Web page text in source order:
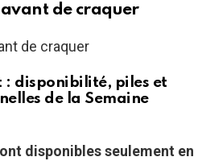
avant de craquer
: disponibilité, piles et
de la Semaine
disponibles seulement en